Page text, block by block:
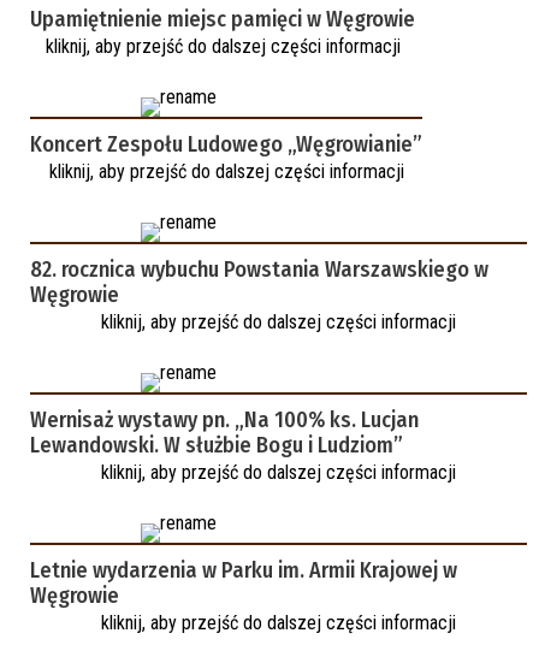
Upamiętnienie miejsc pamięci w Węgrowie
kliknij, aby przejść do dalszej części informacji
Koncert Zespołu Ludowego „Węgrowianie”
kliknij, aby przejść do dalszej części informacji
82. rocznica wybuchu Powstania Warszawskiego w
Węgrowie
kliknij, aby przejść do dalszej części informacji
Wernisaż wystawy pn. „Na 100% ks. Lucjan
Lewandowski. W służbie Bogu i Ludziom”
kliknij, aby przejść do dalszej części informacji
Letnie wydarzenia w Parku im. Armii Krajowej w
Węgrowie
kliknij, aby przejść do dalszej części informacji